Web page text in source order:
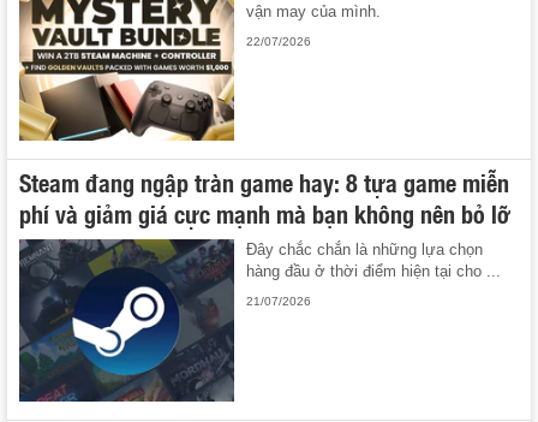
vận may của mình.
22/07/2026
Steam đang ngập tràn game hay: 8 tựa game miễn
phí và giảm giá cực mạnh mà bạn không nên bỏ lỡ
Đây chắc chắn là những lựa chọn
hàng đầu ở thời điểm hiện tại cho ...
21/07/2026